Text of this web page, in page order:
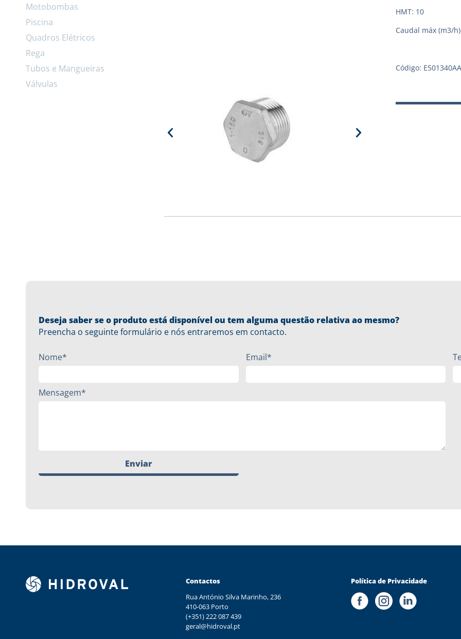
Motobombas
Piscina
Quadros Elétricos
Rega
Tubos e Mangueiras
Válvulas
HMT: 10
Caudal máx (m3/
Código: E501340AA
Deseja saber se o produto está disponível ou tem alguma questão relativa ao mesmo?
Preencha o seguinte formulário e nós entraremos em contacto.
Nome* Email*
Mensagem*
Enviar
Contactos
Rua António Silva Marinho, 236
410-063 Porto
(+351) 222 087 439
geral@hidroval.pt
Política de Privacidade